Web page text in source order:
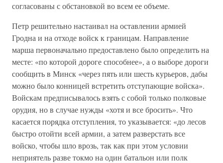
согласованы с обстановкой во всем ее объеме.
Петр решительно настаивал на оставлении армией
Гродна и на отходе войск к границам. Направление
марша первоначально предоставлено было определить на
месте: «по которой дороге способнее», а о выборе дороги
сообщить в Минск «через пять или шесть курьеров, дабы
можно было конницей встретить отступающие войска».
Войскам предписывалось взять с собой только полковые
орудия, но в случае нужды «хотя и все бросить». Что
касается порядка отступления, то указывается: «до лесов
быстро отойти всей армии, а затем разверстать все
войско, чтобы шло врозь, так как при этом условии
неприятель разве токмо на один батальон или полк